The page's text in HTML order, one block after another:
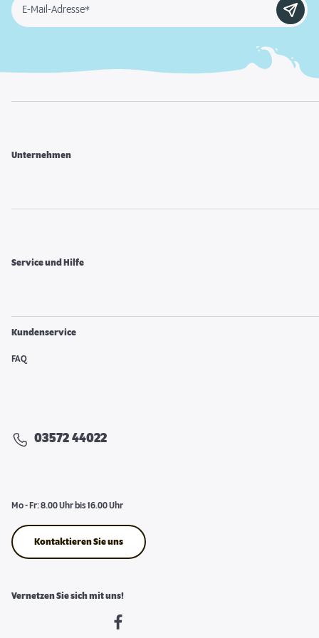
E-Mail-Adresse*
Unternehmen
Service und Hilfe
Kundenservice
FAQ
03572 44022
Mo - Fr: 8.00 Uhr bis 16.00 Uhr
Kontaktieren Sie uns
Vernetzen Sie sich mit uns!